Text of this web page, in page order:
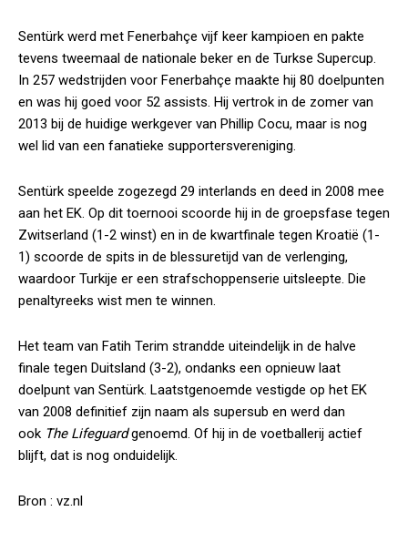
Sentürk werd met Fenerbahçe vijf keer kampioen en pakte
tevens tweemaal de nationale beker en de Turkse Supercup.
In 257 wedstrijden voor Fenerbahçe maakte hij 80 doelpunten
en was hij goed voor 52 assists. Hij vertrok in de zomer van
2013 bij de huidige werkgever van Phillip Cocu, maar is nog
wel lid van een fanatieke supportersvereniging.
Sentürk speelde zogezegd 29 interlands en deed in 2008 mee
aan het EK. Op dit toernooi scoorde hij in de groepsfase tegen
Zwitserland (1-2 winst) en in de kwartfinale tegen Kroatië (1-
1) scoorde de spits in de blessuretijd van de verlenging,
waardoor Turkije er een strafschoppenserie uitsleepte. Die
penaltyreeks wist men te winnen.
Het team van Fatih Terim strandde uiteindelijk in de halve
finale tegen Duitsland (3-2), ondanks een opnieuw laat
doelpunt van Sentürk. Laatstgenoemde vestigde op het EK
van 2008 definitief zijn naam als supersub en werd dan
ook The Lifeguardgenoemd. Of hij in de voetballerij actief
blijft, dat is nog onduidelijk.
Bron : vz.nl